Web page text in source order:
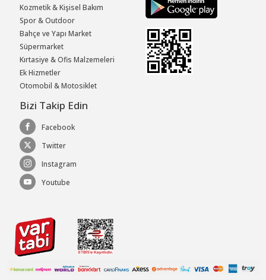
Kozmetik & Kişisel Bakım
Spor & Outdoor
Bahçe ve Yapı Market
Süpermarket
Kırtasiye & Ofis Malzemeleri
Ek Hizmetler
Otomobil & Motosiklet
Bizi Takip Edin
Facebook
Twitter
Instagram
Youtube